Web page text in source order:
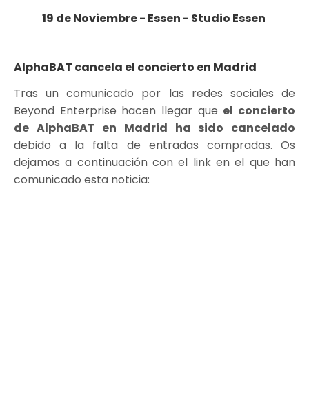
19 de Noviembre - Essen - Studio Essen
AlphaBAT cancela el concierto en Madrid
Tras un comunicado por las redes sociales de
Beyond Enterprise hacen llegar que el concierto
de AlphaBAT en Madrid ha sido cancelado
debido a la falta de entradas compradas. Os
dejamos a continuación con el link en el que han
comunicado esta noticia: